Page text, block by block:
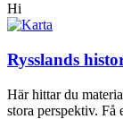
Hi
Rysslands
Här hittar du
stora perspektiv. Få